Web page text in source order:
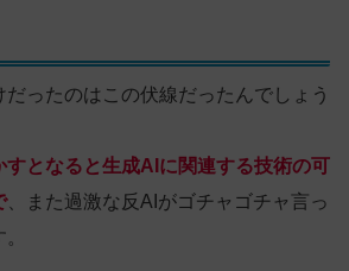
ったのはこの伏線だったんでしょう
すとなると生成AIに関連する技術の可
、また過激な反AIがゴチャゴチャ言っ